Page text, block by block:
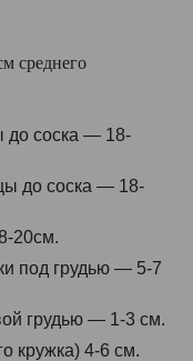
среднего
до соска — 18-
до соска — 18-
20см.
под грудью — 5-7
грудью — 1-3 см.
кружка) 4-6 см.